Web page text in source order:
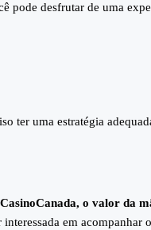
pode desfrutar de uma
ter uma estratégia
o valor da
em acompanhar